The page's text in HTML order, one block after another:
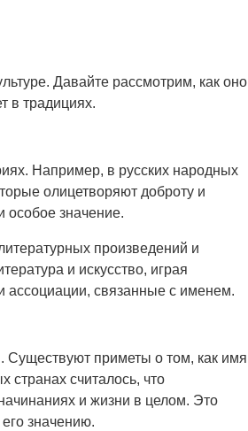
Давайте рассмотрим, как оно
в традициях.
Например, в русских народных
олицетворяют доброту и
особое значение.
произведений и
и искусство, играя
ассоциации, связанные с именем.
Существуют приметы о том, как имя
странах считалось, что
и жизни в целом. Это
значению.